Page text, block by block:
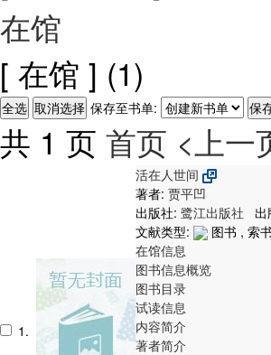
在馆
[ 在馆 ] (1)
保存至书单:
共 1 页 首页 <上一
1.
活在人世间
著者: 贾平凹
出版社: 鹭江出版社
出
文献类型:
图书 , 索
在馆信息
图书信息概览
图书目录
试读信息
内容简介
著者简介